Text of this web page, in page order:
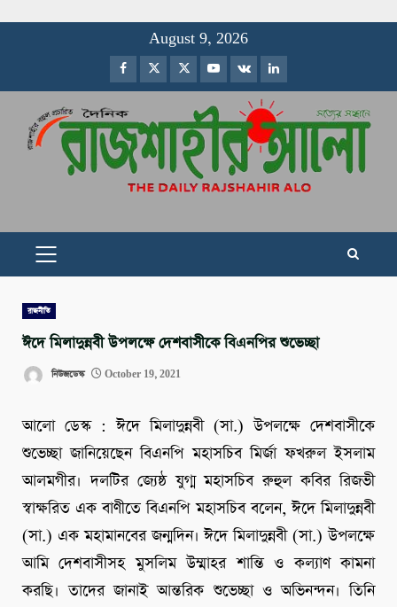
August 9, 2026
Facebook
TwitterInstagram
Youtube
VK LinkedIn
PRIMARY
রাজনীতি
ঈদে মিলাদুন্নবী উপলক্ষে দেশবাসীকে বিএনপির শুভেচ্ছা
নিউজডেস্ক October 19, 2021
আলো ডেস্ক : ঈদে মিলাদুন্নবী (সা.) উপলক্ষে দেশবাসীকে
শুভেচ্ছা জানিয়েছেন বিএনপি মহাসচিব মির্জা ফখরুল ইসলাম
আলমগীর। দলটির জ্যেষ্ঠ যুগ্ম মহাসচিব রুহুল কবির রিজভী
স্বাক্ষরিত এক বাণীতে বিএনপি মহাসচিব বলেন, ঈদে মিলাদুন্নবী
(সা.) এক মহামানবের জন্মদিন। ঈদে মিলাদুন্নবী (সা.) উপলক্ষে
আমি দেশবাসীসহ মুসলিম উম্মাহর শান্তি ও কল্যাণ কামনা
করছি। তাদের জানাই আন্তরিক শুভেচ্ছা ও অভিনন্দন। তিনি